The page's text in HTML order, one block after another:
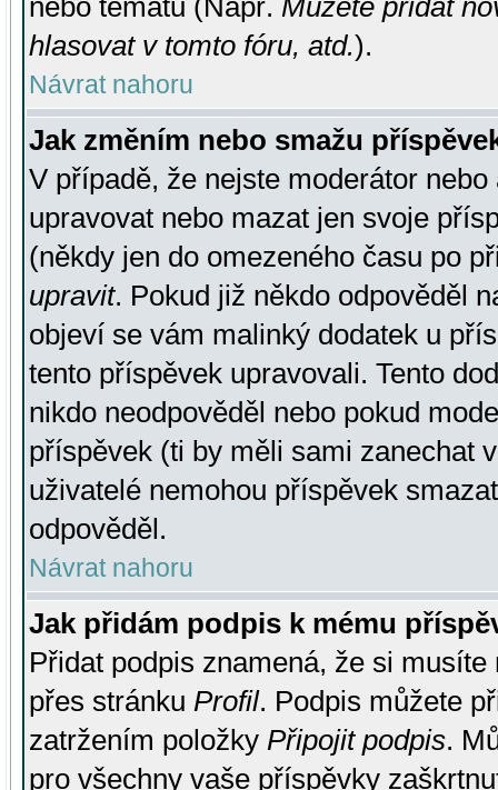
nebo tématu (Např. Můžete přidat
hlasovat v tomto fóru, atd.).
Návrat nahoru
Jak změním nebo smažu
V případě, že nejste moderátor
upravovat nebo mazat jen svoje
(někdy jen do omezeného času po
upravit. Pokud již někdo odpověděl
objeví se vám malinký dodatek u
tento příspěvek upravovali. Tento
nikdo neodpověděl nebo pokud
příspěvek (ti by měli sami zanechat
uživatelé nemohou příspěvek
odpověděl.
Návrat nahoru
Jak přidám podpis k mému
Přidat podpis znamená, že si
přes stránku Profil. Podpis můžete
zatržením položky Připojit podpis.
pro všechny vaše příspěvky